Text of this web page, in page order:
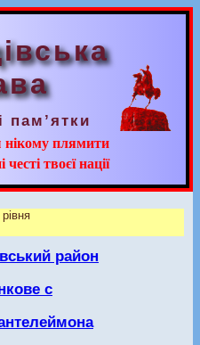
пам’ятки
плямити
честі твоєї нації
район
с